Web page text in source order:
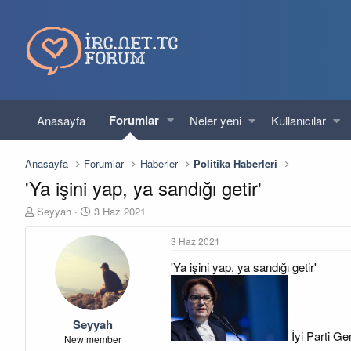
Anasayfa Forumlar Neler yeni Kullanıcılar
Anasayfa Forumlar Haberler Politika Haberleri
'Ya işini yap, ya sandığı getir'
K
Seyyah
B
ş
g
ı
ç
t
3 Haz 2021
Seyyah
New member
3 Haz 2021
'Ya işini yap, ya sandığı getir'
İyi Parti